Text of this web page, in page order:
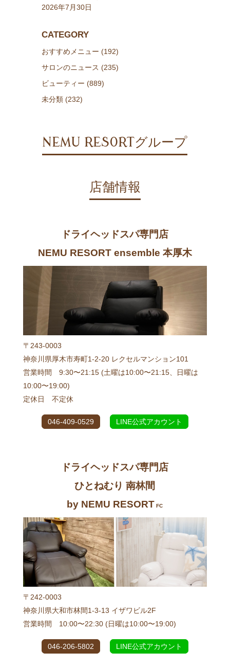
2026年7月30日
CATEGORY
おすすめメニュー (192)
サロンのニュース (235)
ビューティー (889)
未分類 (232)
NEMU RESORTグループ
店舗情報
ドライヘッドスパ専門店
NEMU RESORT ensemble 本厚木
〒243-0003
神奈川県厚木市寿町1-2-20 レクセルマンション101
営業時間 9:30〜21:15 (土曜は10:00〜21:15、日曜は
10:00〜19:00)
定休日 不定休
046-409-0529 LINE公式アカウント
ドライヘッドスパ専門店
ひとねむり 南林間
by NEMU RESORT FC
〒242-0003
神奈川県大和市林間1-3-13 イザワビル2F
営業時間 10:00〜22:30 (日曜は10:00〜19:00)
046-206-5802 LINE公式アカウント